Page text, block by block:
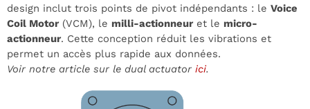
design inclut trois points de pivot indépendants : le Voice
Coil Motor(VCM), le milli-actionneuret le micro-
actionneur. Cette conception réduit les vibrations et
permet un accès plus rapide aux données.
Voir notre article sur le dual actuator ici.